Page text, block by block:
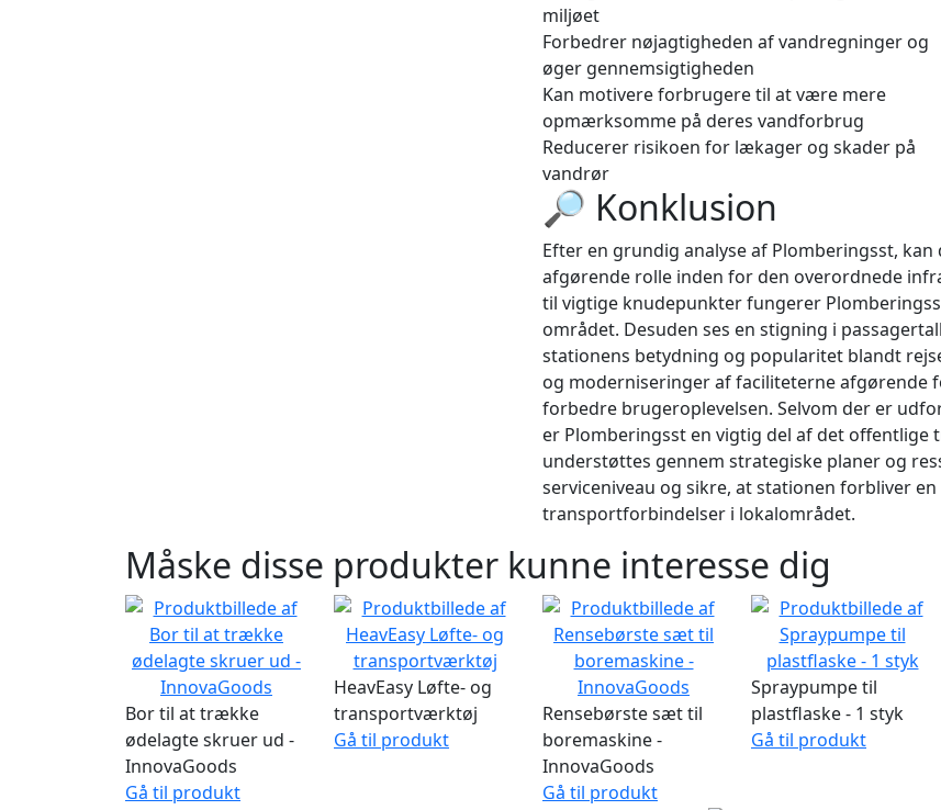
miljøet
Forbedrer nøjagtigheden af vandregninger og
øger gennemsigtigheden
Kan motivere forbrugere til at være mere
opmærksomme på deres vandforbrug
Reducerer risikoen for lækager og skader på
vandrør
🔎 Konklusion
Efter en grundig analyse af Plomberingsst,
afgørende rolle inden for den overordnede
til vigtige knudepunkter fungerer
området. Desuden ses en stigning i
stationens betydning og popularitet blandt
og moderniseringer af faciliteterne
forbedre brugeroplevelsen. Selvom der er
er Plomberingsst en vigtig del af det
understøttes gennem strategiske planer og
serviceniveau og sikre, at stationen forbliver
transportforbindelser i lokalområdet.
Måske disse produkter kunne interesse dig
Bor til at trække
ødelagte skruer ud -
InnovaGoods
Gå til produkt
HeavEasy Løfte- og
transportværktøj
Gå til produkt
Rensebørste sæt til
boremaskine -
InnovaGoods
Gå til produkt
Spraypumpe til
plastflaske - 1 styk
Gå til produkt